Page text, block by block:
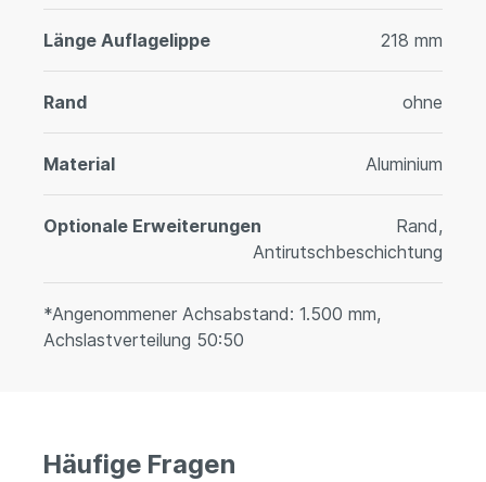
Länge Auflagelippe 218 mm
Rand ohne
Material Aluminium
Optionale Erweiterungen
Rand,
Antirutschbeschichtung
*Angenommener Achsabstand: 1.500 mm,
Achslastverteilung 50:50
Häufige Fragen